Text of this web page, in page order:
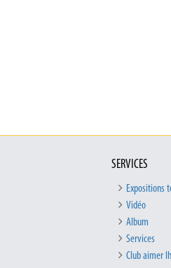
SERVICES
Expositions
Vidéo
Album
Services
Club aimer